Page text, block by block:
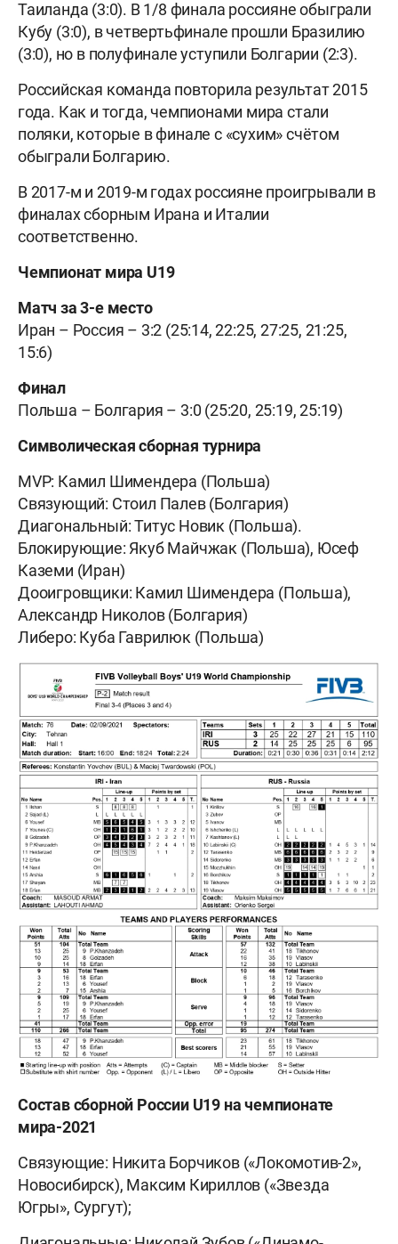
Таиланда (3:0). В 1/8 финала россияне обыграли
Кубу (3:0), в четвертьфинале прошли Бразилию
(3:0), но в полуфинале уступили Болгарии (2:3).
Российская команда повторила результат 2015
года. Как и тогда, чемпионами мира стали
поляки, которые в финале с «сухим» счётом
обыграли Болгарию.
В 2017-м и 2019-м годах россияне проигрывали в
финалах сборным Ирана и Италии
соответственно.
Чемпионат мира U19
Матч за 3-е место
Иран – Россия – 3:2 (25:14, 22:25, 27:25, 21:25,
15:6)
Финал
Польша – Болгария – 3:0 (25:20, 25:19, 25:19)
Символическая сборная турнира
MVP: Камил Шимендера (Польша)
Связующий: Стоил Палев (Болгария)
Диагональный: Титус Новик (Польша).
Блокирующие: Якуб Майчжак (Польша), Юсеф
Каземи (Иран)
Дооигровщики: Камил Шимендера (Польша),
Александр Николов (Болгария)
Либеро: Куба Гаврилюк (Польша)
Состав сборной России U19 на чемпионате
мира-2021
Связующие: Никита Борчиков («Локомотив-2»,
Новосибирск), Максим Кириллов («Звезда
Югры», Сургут);